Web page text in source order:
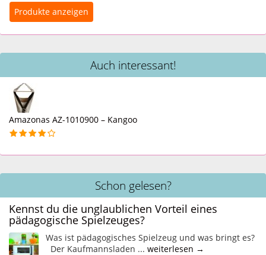
Auch interessant!
Amazonas AZ-1010900 – Kangoo
Schon gelesen?
Kennst du die unglaublichen Vorteil eines
pädagogische Spielzeuges?
Was ist pädagogisches Spielzeug und was bringt es?
Der Kaufmannsladen ... weiterlesen →